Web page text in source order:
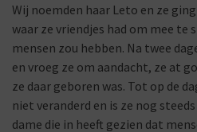
Wij noemden haar Leto en ze
waar ze vriendjes had om mee
mensen zou hebben. Na twee
en vroeg ze om aandacht, ze at
ze daar geboren was. Tot op de
niet veranderd en is ze nog
dame die in heeft gezien dat